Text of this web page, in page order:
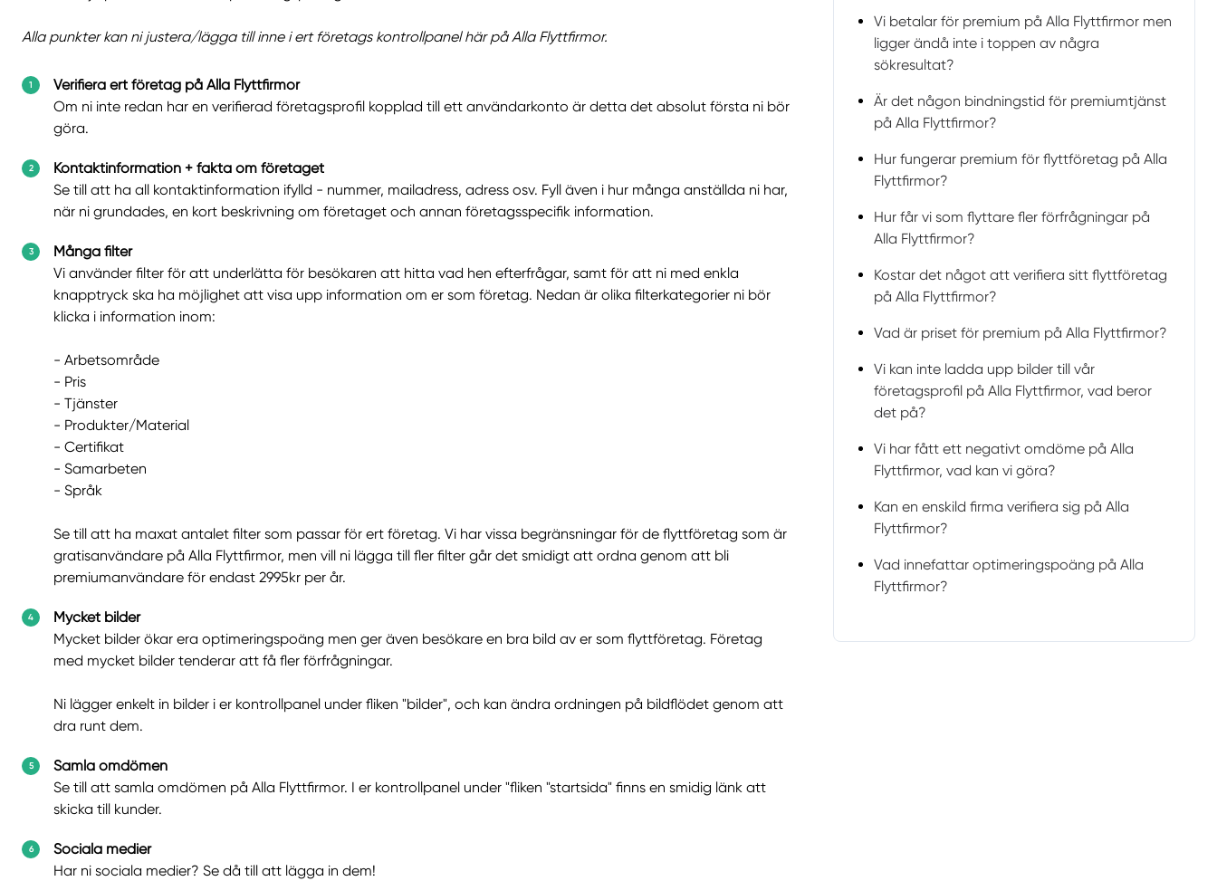
Alla punkter kan ni justera/lägga till inne i ert företags kontrollpanel här på Alla Flyttfirmor.
Verifiera ert företag på Alla Flyttfirmor
Om ni inte redan har en verifierad företagsprofil kopplad till ett användarkonto är detta det absolut första ni bör
göra.
Kontaktinformation + fakta om företaget
Se till att ha all kontaktinformation ifylld - nummer, mailadress, adress osv. Fyll även i hur många anställda ni har,
när ni grundades, en kort beskrivning om företaget och annan företagsspecifik information.
Många filter
Vi använder filter för att underlätta för besökaren att hitta vad hen efterfrågar, samt för att ni med enkla
knapptryck ska ha möjlighet att visa upp information om er som företag. Nedan är olika filterkategorier ni bör
klicka i information inom:
- Arbetsområde
- Pris
- Tjänster
- Produkter/Material
- Certifikat
- Samarbeten
- Språk
Se till att ha maxat antalet filter som passar för ert företag. Vi har vissa begränsningar för de flyttföretag som är
gratisanvändare på Alla Flyttfirmor, men vill ni lägga till fler filter går det smidigt att ordna genom att bli
premiumanvändare för endast 2995kr per år.
Mycket bilder
Mycket bilder ökar era optimeringspoäng men ger även besökare en bra bild av er som flyttföretag. Företag
med mycket bilder tenderar att få fler förfrågningar.
Ni lägger enkelt in bilder i er kontrollpanel under fliken "bilder", och kan ändra ordningen på bildflödet genom att
dra runt dem.
Samla omdömen
Se till att samla omdömen på Alla Flyttfirmor. I er kontrollpanel under "fliken "startsida" finns en smidig länk att
skicka till kunder.
Sociala medier
Har ni sociala medier? Se då till att lägga in dem!
Vi betalar för premium på Alla Flyttfirmor men
ligger ändå inte i toppen av några
sökresultat?
Är det någon bindningstid för premiumtjänst
på Alla Flyttfirmor?
Hur fungerar premium för flyttföretag på Alla
Flyttfirmor?
Hur får vi som flyttare fler förfrågningar på
Alla Flyttfirmor?
Kostar det något att verifiera sitt flyttföretag
på Alla Flyttfirmor?
Vad är priset för premium på Alla Flyttfirmor?
Vi kan inte ladda upp bilder till vår
företagsprofil på Alla Flyttfirmor, vad beror
det på?
Vi har fått ett negativt omdöme på Alla
Flyttfirmor, vad kan vi göra?
Kan en enskild firma verifiera sig på Alla
Flyttfirmor?
Vad innefattar optimeringspoäng på Alla
Flyttfirmor?